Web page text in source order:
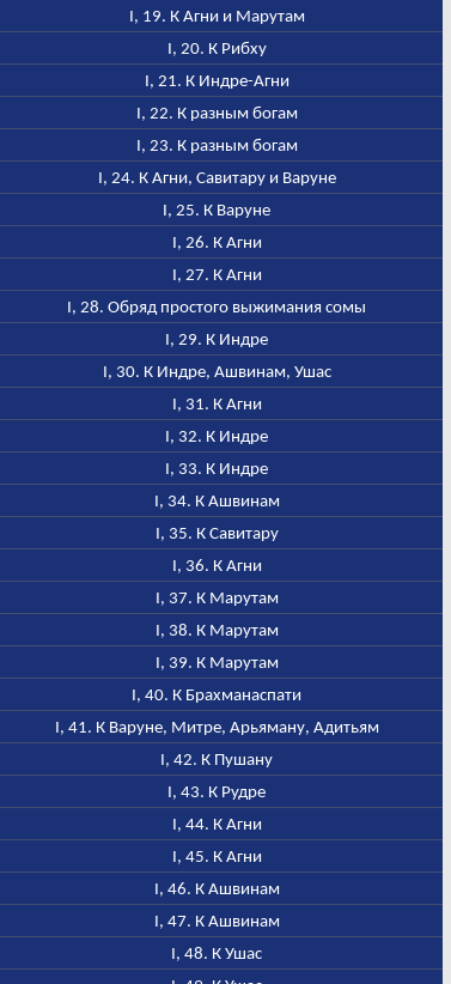
I, 19. К Агни и Марутам
I, 20. К Рибху
I, 21. К Индре-Агни
I, 22. К разным богам
I, 23. К разным богам
I, 24. К Агни, Савитару и Варуне
I, 25. К Варуне
I, 26. К Агни
I, 27. К Агни
I, 28. Обряд простого выжимания сомы
I, 29. К Индре
I, 30. К Индре, Ашвинам, Ушас
I, 31. К Агни
I, 32. К Индре
I, 33. К Индре
I, 34. К Ашвинам
I, 35. К Савитару
I, 36. К Агни
I, 37. К Марутам
I, 38. К Марутам
I, 39. К Марутам
I, 40. К Брахманаспати
I, 41. К Варуне, Митре, Арьяману, Адитьям
I, 42. К Пушану
I, 43. К Рудре
I, 44. К Агни
I, 45. К Агни
I, 46. К Ашвинам
I, 47. К Ашвинам
I, 48. К Ушас